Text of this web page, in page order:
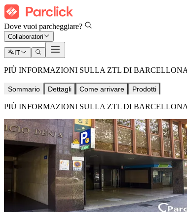
Dove vuoi parcheggiare?
Collaboratori
IT
PIÙ INFORMAZIONI SULLA ZTL DI
Sommario Dettagli Come arrivare Prodotti
PIÙ INFORMAZIONI SULLA ZTL DI